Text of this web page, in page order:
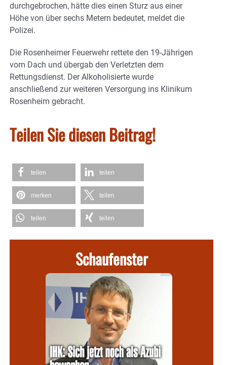
durchgebrochen, hätte dies einen Sturz aus einer
Höhe von über sechs Metern bedeutet, meldet die
Polizei.
Die Rosenheimer Feuerwehr rettete den 19-Jährigen
vom Dach und übergab den Verletzten dem
Rettungsdienst. Der Alkoholisierte wurde
anschließend zur weiteren Versorgung ins Klinikum
Rosenheim gebracht.
Teilen Sie diesen Beitrag!
teilen teilen
merken teilen
teilen teilen
Schaufenster